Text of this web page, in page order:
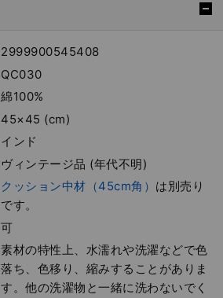
2999900545408
QC030
綿100%
45×45 (cm)
インド
ヴィンテージ品 (年代不明)
クッション中材（45cm角） は別売り
です。
可
素材の特性上、水濡れや洗濯などで色
落ち、色移り、縮みすることがありま
す。他の洗濯物と一緒に洗わないでく